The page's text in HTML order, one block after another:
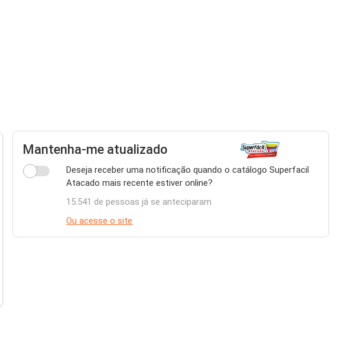
Mantenha-me atualizado
Deseja receber uma notificação quando o catálogo Superfacil
Atacado mais recente estiver online?
15.541 de pessoas já se anteciparam
Ou acesse o site